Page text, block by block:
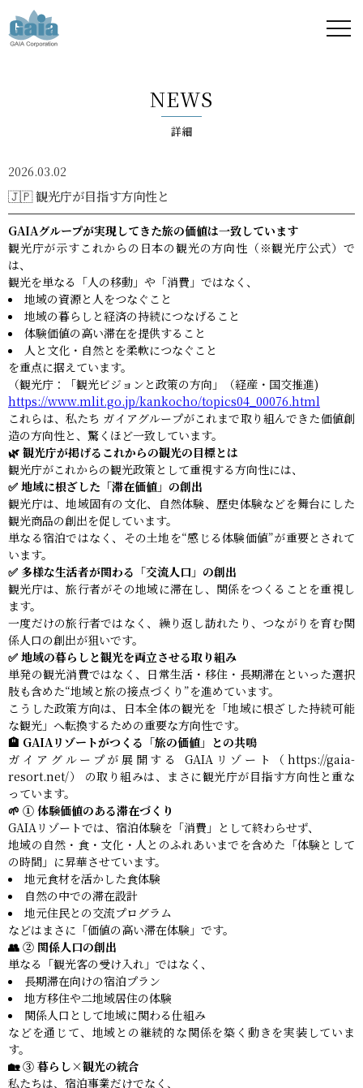
ア -
GAIA
Corporation
-
NEWS
詳細
2026.03.02
🇯🇵 観光庁が目指す方向性と
GAIAグループが実現してきた旅の価値は一致しています
観光庁が示すこれからの日本の観光の方向性（※観光庁公式）で
は、
観光を単なる「人の移動」や「消費」ではなく、
地域の資源と人をつなぐこと
地域の暮らしと経済の持続につなげること
体験価値の高い滞在を提供すること
人と文化・自然とを柔軟につなぐこと
を重点に据えています。
（観光庁：「観光ビジョンと政策の方向」（経産・国交推進)
https://www.mlit.go.jp/kankocho/topics04_00076.html
これらは、私たち ガイアグループがこれまで取り組んできた価値創
造の方向性と、驚くほど一致しています。
🌿 観光庁が掲げるこれからの観光の目標とは
観光庁がこれからの観光政策として重視する方向性には、
✅ 地域に根ざした「滞在価値」の創出
観光庁は、地域固有の文化、自然体験、歴史体験などを舞台にした
観光商品の創出を促しています。
単なる宿泊ではなく、その土地を“感じる体験価値”が重要とされて
います。
✅ 多様な生活者が関わる「交流人口」の創出
観光庁は、旅行者がその地域に滞在し、関係をつくることを重視し
ます。
一度だけの旅行者ではなく、繰り返し訪れたり、つながりを育む関
係人口の創出が狙いです。
✅ 地域の暮らしと観光を両立させる取り組み
単発の観光消費ではなく、日常生活・移住・長期滞在といった選択
肢も含めた“地域と旅の接点づくり”を進めています。
こうした政策方向は、日本全体の観光を「地域に根ざした持続可能
な観光」へ転換するための重要な方向性です。
🏨 GAIAリゾートがつくる「旅の価値」との共鳴
ガイアグループが展開する GAIAリゾート（https://gaia-
resort.net/） の取り組みは、まさに観光庁が目指す方向性と重な
っています。
🌱 ① 体験価値のある滞在づくり
GAIAリゾートでは、宿泊体験を「消費」として終わらせず、
地域の自然・食・文化・人とのふれあいまでを含めた「体験として
の時間」に昇華させています。
地元食材を活かした食体験
自然の中での滞在設計
地元住民との交流プログラム
などはまさに「価値の高い滞在体験」です。
👥 ② 関係人口の創出
単なる「観光客の受け入れ」ではなく、
長期滞在向けの宿泊プラン
地方移住や二地域居住の体験
関係人口として地域に関わる仕組み
などを通じて、地域との継続的な関係を築く動きを実装していま
す。
🏡 ③ 暮らし×観光の統合
私たちは、宿泊事業だけでなく、